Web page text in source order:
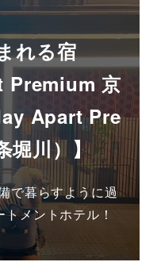
れる宿
Premium 京
Apart Pre
堀川）】
で暮らすように過
メントホテル！